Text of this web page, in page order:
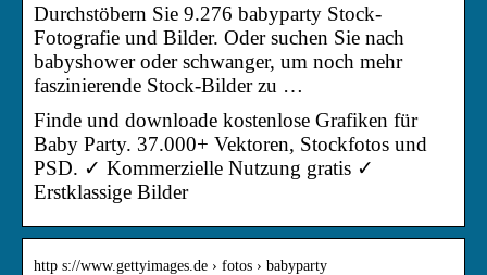
Durchstöbern Sie 9.276 babyparty Stock-
Fotografie und Bilder. Oder suchen Sie nach
babyshower oder schwanger, um noch mehr
faszinierende Stock-Bilder zu …
Finde und downloade kostenlose Grafiken für
Baby Party. 37.000+ Vektoren, Stockfotos und
PSD. ✓ Kommerzielle Nutzung gratis ✓
Erstklassige Bilder
http s://www.gettyimages.de › fotos › babyparty